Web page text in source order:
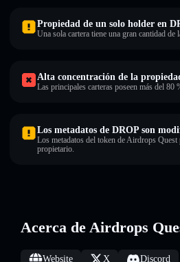
Propiedad de un solo holder en
Una sola cartera tiene una gran cantidad
Alta concentración de la
Las principales carteras poseen más del 80
Los metadatos de DROP son
Los metadatos del token de Airdrops
propietario.
Acerca de Airdrops
Website X Discord